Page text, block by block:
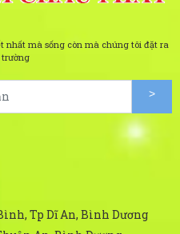
nhất mà sống còn mà chúng tôi đặt ra
Tp Dĩ An, Bình Dương